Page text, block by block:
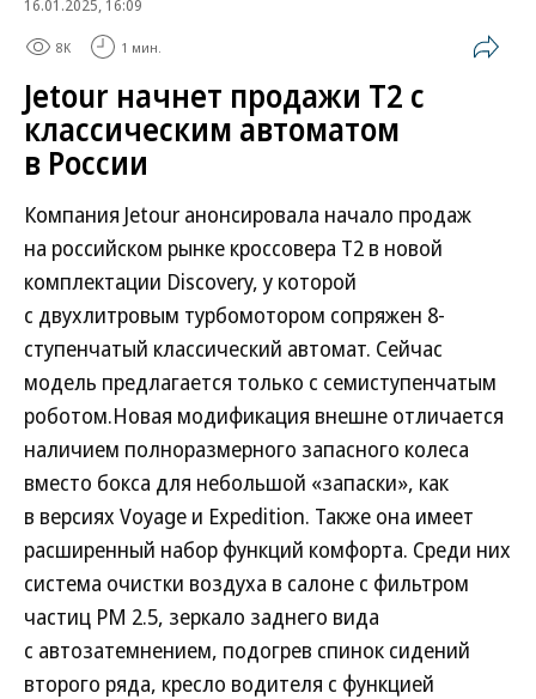
16.01.2025, 16:09
8K 1 мин.
Jetour начнет продажи T2 с
классическим автоматом
в России
Компания Jetour анонсировала начало продаж
на российском рынке кроссовера T2 в новой
комплектации Discovery, у которой
с двухлитровым турбомотором сопряжен 8-
ступенчатый классический автомат. Сейчас
модель предлагается только с семиступенчатым
роботом.Новая модификация внешне отличается
наличием полноразмерного запасного колеса
вместо бокса для небольшой «запаски», как
в версиях Voyage и Expedition. Также она имеет
расширенный набор функций комфорта. Среди них
система очистки воздуха в салоне с фильтром
частиц PM 2.5, зеркало заднего вида
с автозатемнением, подогрев спинок сидений
второго ряда, кресло водителя с функцией